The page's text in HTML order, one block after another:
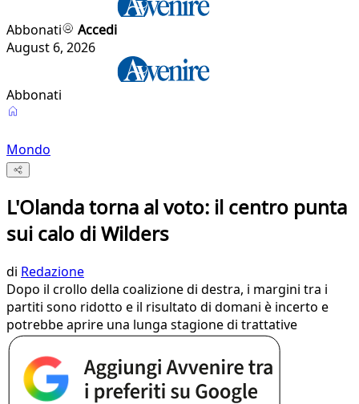
Abbonati
Accedi
August 6, 2026
Abbonati
Mondo
L'Olanda torna al voto: il centro punta
sui calo di Wilders
di Redazione
Dopo il crollo della coalizione di destra, i margini tra i
partiti sono ridotto e il risultato di domani è incerto e
potrebbe aprire una lunga stagione di trattative